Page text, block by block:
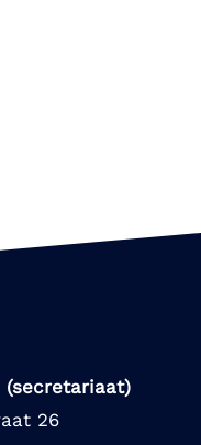
(secretariaat)
26